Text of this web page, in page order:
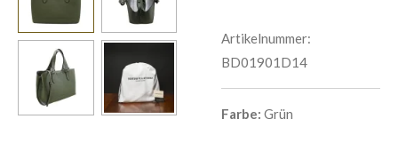
Artikelnummer:
BD01901D14
Farbe: Grün